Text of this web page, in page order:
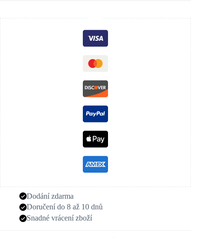
Dodání zdarma
Doručení do 8 až 10 dnů
Snadné vrácení zboží